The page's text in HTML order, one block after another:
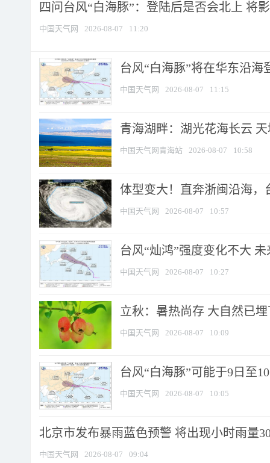
四问台风“白海豚”：登陆后是否会北上 将
中国天气网 2026-08-07 11:20
台风“白海豚”将在华东沿
中国天气网 2026-08-07 11:15
青海湖畔：湖光花海长云
中国天气网青海站 2026-08-07 10:58
体型变大！直奔浙闽沿海，
中国天气网 2026-08-07 10:57
台风“灿鸿”强度变化不大
中国天气网 2026-08-07 10:27
立秋：暑热尚存 大自然已
中国天气网 2026-08-07 10:09
台风“白海豚”可能于9日至
中国天气网 2026-08-07 10:05
北京市发布暴雨蓝色预警 将出现小时雨量
中国天气网 2026-08-07 09:04